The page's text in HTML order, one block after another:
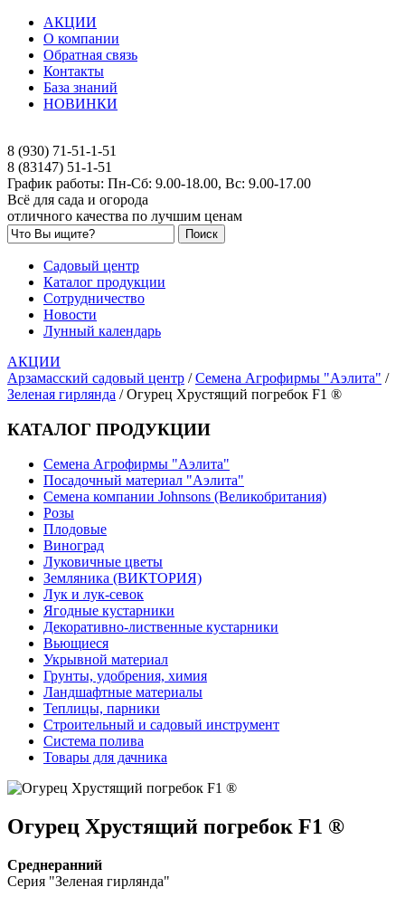
АКЦИИ
О компании
Обратная связь
Контакты
База знаний
НОВИНКИ
8 (930) 71-51-1-51
8 (83147) 51-1-51
График работы: Пн-Сб: 9.00-18.00, Вс: 9.00-17.00
Всё для сада и огорода
отличного качества по лучшим ценам
Садовый центр
Каталог продукции
Сотрудничество
Новости
Лунный календарь
АКЦИИ
Арзамасский садовый центр /Семена Агрофирмы "Аэлита" /
Зеленая гирлянда /Огурец Хрустящий погребок F1 ®
КАТАЛОГ ПРОДУКЦИИ
Семена Агрофирмы "Аэлита"
Посадочный материал "Аэлита"
Семена компании Johnsons (Великобритания)
Розы
Плодовые
Виноград
Луковичные цветы
Земляника (ВИКТОРИЯ)
Лук и лук-севок
Ягодные кустарники
Декоративно-лиственные кустарники
Вьющиеся
Укрывной материал
Грунты, удобрения, химия
Ландшафтные материалы
Теплицы, парники
Строительный и садовый инструмент
Система полива
Товары для дачника
Огурец Хрустящий погребок F1 ®
Среднеранний
Серия "Зеленая гирлянда"